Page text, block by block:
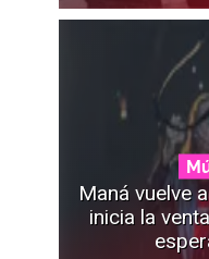
Maná vuelve
inicia la